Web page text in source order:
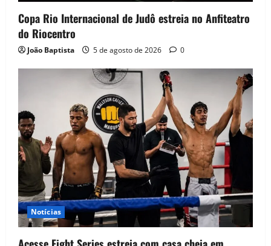
Copa Rio Internacional de Judô estreia no Anfiteatro
do Riocentro
João Baptista 5 de agosto de 2026 0
Notícias